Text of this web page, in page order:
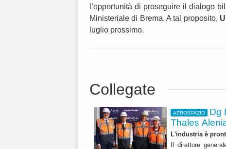
l’opportunità di proseguire il dialogo
Ministeriale di Brema. A tal proposito,
luglio prossimo.
Collegate
AEROSPAZIO
Dg
Thales
L'industria è
Il direttore